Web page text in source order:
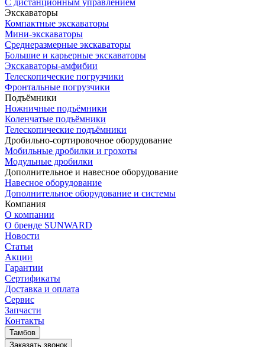
Экскаваторы
Компактные экскаваторы
Мини-экскаваторы
Среднеразмерные экскаваторы
Большие и карьерные экскаваторы
Экскаваторы-амфибии
Телескопические погрузчики
Фронтальные погрузчики
Подъёмники
Ножничные подъёмники
Коленчатые подъёмники
Телескопические подъёмники
Дробильно-сортировочное оборудование
Мобильные дробилки и грохоты
Модульные дробилки
Дополнительное и навесное оборудование
Навесное оборудование
Дополнительное оборудование и системы
Компания
О компании
О бренде SUNWARD
Новости
Статьи
Акции
Гарантии
Сертификаты
Доставка и оплата
Сервис
Запчасти
Контакты
Тамбов
Заказать звонок